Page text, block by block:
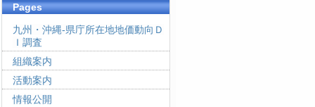
Pages
九州・沖縄-県庁所在地地価動向Ｄ
Ｉ調査
組織案内
活動案内
情報公開